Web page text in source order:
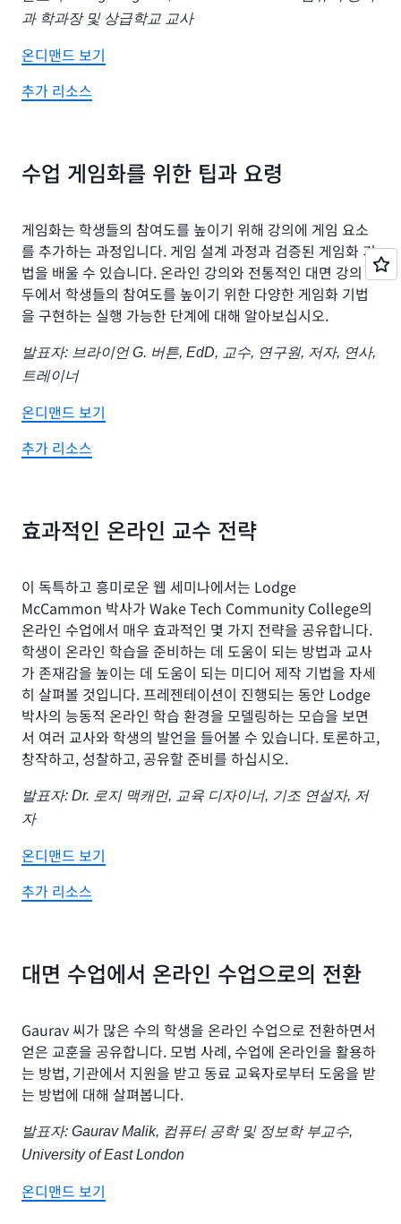
과 학과장 및 상급학교 교사
온디맨드 보기
추가 리소스
수업 게임화를 위한 팁과 요령
게임화는 학생들의 참여도를 높이기 위해 강의에 게임 요소
를 추가하는 과정입니다. 게임 설계 과정과 검증된 게임화 기
법을 배울 수 있습니다. 온라인 강의와 전통적인 대면 강의 모
두에서 학생들의 참여도를 높이기 위한 다양한 게임화 기법
을 구현하는 실행 가능한 단계에 대해 알아보십시오.
발표자: 브라이언 G. 버튼, EdD, 교수, 연구원, 저자, 연사,
트레이너
온디맨드 보기
추가 리소스
효과적인 온라인 교수 전략
이 독특하고 흥미로운 웹 세미나에서는 Lodge
McCammon 박사가 Wake Tech Community College의
온라인 수업에서 매우 효과적인 몇 가지 전략을 공유합니다.
학생이 온라인 학습을 준비하는 데 도움이 되는 방법과 교사
가 존재감을 높이는 데 도움이 되는 미디어 제작 기법을 자세
히 살펴볼 것입니다. 프레젠테이션이 진행되는 동안 Lodge
박사의 능동적 온라인 학습 환경을 모델링하는 모습을 보면
서 여러 교사와 학생의 발언을 들어볼 수 있습니다. 토론하고,
창작하고, 성찰하고, 공유할 준비를 하십시오.
발표자: Dr. 로지 맥캐먼, 교육 디자이너, 기조 연설자, 저
자
온디맨드 보기
추가 리소스
대면 수업에서 온라인 수업으로의 전환
Gaurav 씨가 많은 수의 학생을 온라인 수업으로 전환하면서
얻은 교훈을 공유합니다. 모범 사례, 수업에 온라인을 활용하
는 방법, 기관에서 지원을 받고 동료 교육자로부터 도움을 받
는 방법에 대해 살펴봅니다.
발표자: Gaurav Malik, 컴퓨터 공학 및 정보학 부교수,
University of East London
온디맨드 보기